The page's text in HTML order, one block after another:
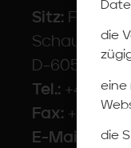
Sitz:
D-60596
Tel.: +49
Fax: +49
E-Mail:
die
eine
die